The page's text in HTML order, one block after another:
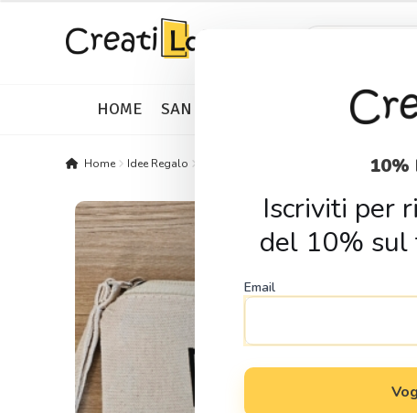
Skip
to
Skip
to
Products
HOME SAN VALENTINO IDEE REGALO
Home Idee Regalo Pochette personalizzata10%
Iscriviti per
del 10% sul
Email